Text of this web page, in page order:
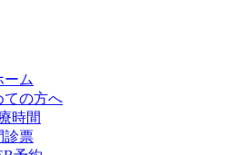
ーム
ての方へ
時間
診票